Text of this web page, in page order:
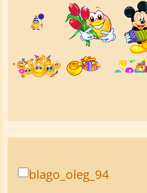
blago_oleg_94